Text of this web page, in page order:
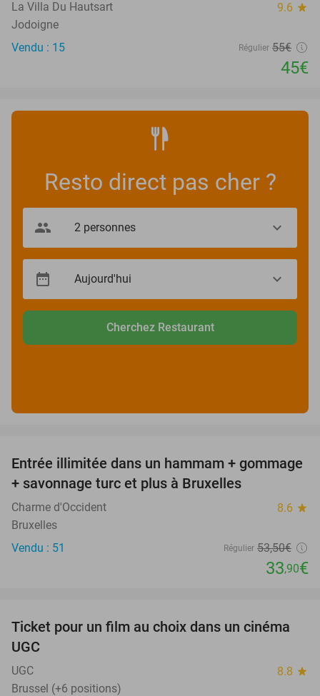
La Villa Du Hautsart 9.6 star
Jodoigne
Vendu : 15
Régulier 55€
45€
Resto direct pas cher ?
Cherchez Restaurant
37%
Entrée illimitée dans un hammam + gommage
+ savonnage turc et plus à Bruxelles
Charme d'Occident 8.6 star
Bruxelles
Vendu : 51
Régulier 53,50€
33,90€
38%
Ticket pour un film au choix dans un cinéma
UGC
UGC 8.8 star
Brussel (+6 positions)